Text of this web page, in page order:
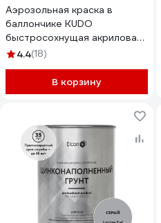
Аэрозольная краска в
баллончике KUDO
быстросохнущая акриловая
универсальная матовая RAL
4.4(18)
В корзину